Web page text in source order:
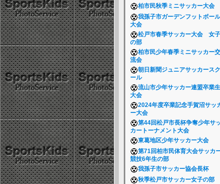
柏市民秋季ミニサッカー大会
我孫子市ガーデンフットボール
大会
松戸市春季サッカー大会 女子
の部
柏市民少年春季ミニサッカー交
流会
朝日新聞ジュニアサッカースク
ール
流山市少年サッカー連盟卒業生
大会
2024年度卒業記念手賀沼サッ
ー大会
第44回松戸市長杯争奪少年サ
カートーナメント大会
東葛地区少年サッカー大会
第71回柏市民体育大会サッカ
競技6年生の部
我孫子市サッカー協会長杯
秋季松戸市サッカー女子の部